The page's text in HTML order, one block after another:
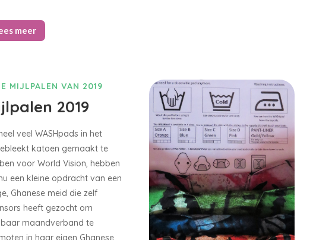
meer
MIJLPALEN VAN 2019
2019
veel WASHpads in het
katoen gemaakt te
voor World Vision, hebben
een kleine opdracht van een
Ghanese meid die zelf
heeft gezocht om
maandverband te
in haar eigen Ghanese